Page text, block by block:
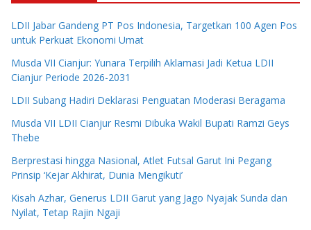
LDII Jabar Gandeng PT Pos Indonesia, Targetkan 100 Agen Pos
untuk Perkuat Ekonomi Umat
Musda VII Cianjur: Yunara Terpilih Aklamasi Jadi Ketua LDII
Cianjur Periode 2026-2031
LDII Subang Hadiri Deklarasi Penguatan Moderasi Beragama
Musda VII LDII Cianjur Resmi Dibuka Wakil Bupati Ramzi Geys
Thebe
Berprestasi hingga Nasional, Atlet Futsal Garut Ini Pegang
Prinsip ‘Kejar Akhirat, Dunia Mengikuti’
Kisah Azhar, Generus LDII Garut yang Jago Nyajak Sunda dan
Nyilat, Tetap Rajin Ngaji